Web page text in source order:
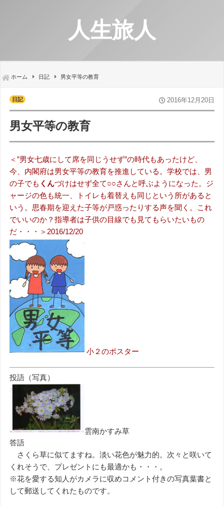
人生旅人
ホーム 日記 男女平等の教育
日記 2016年12月20日
男女平等の教育
＜”男女七歳にして席を同じうせず”の時代もあったけど、
今、内閣府は男女平等の教育を推進している。学校では、男
の子でも くんづけはせず全て○○さんと呼ぶようになった。ジ
ャージの色も統一、トイレも着替えも同じという所があると
いう。思春期を迎えた子等が戸惑ったりする声を聞く。これ
でいいのか？指導者は子供の目線でも見てもらいたいもの
だ・・・＞2016/12/20
小２のポスター
投語（写真）
雲南かすみ草
答語
さくら草に似てますね。淡い花色が魅力的。次々と咲いて
くれそうで、プレゼントにも最適かも・・・。
※花を愛する知人がカメラに収めコメント付きの写真葉書と
して郵送してくれたものです。